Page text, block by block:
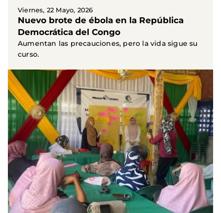
Viernes, 22 Mayo, 2026
Nuevo brote de ébola en la República
Democrática del Congo
Aumentan las precauciones, pero la vida sigue su
curso.